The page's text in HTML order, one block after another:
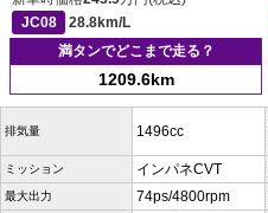
JC08
28.8km/L
満タンでどこまで走る？
1209.6km
排気量 1496cc
ミッション インパネCVT
最大出力 74ps/4800rpm